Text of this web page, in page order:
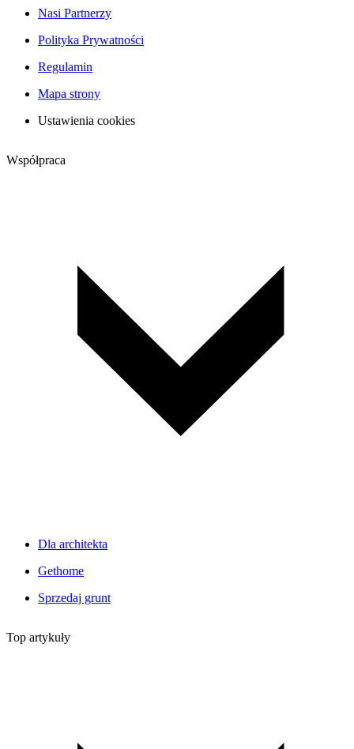
Nasi Partnerzy
Polityka Prywatności
Regulamin
Mapa strony
Ustawienia cookies
Współpraca
Dla architekta
Gethome
Sprzedaj grunt
Top artykuły